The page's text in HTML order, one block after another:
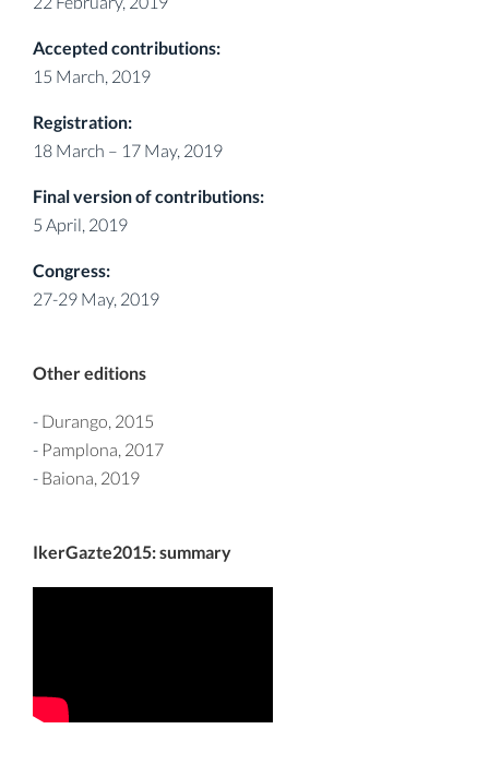
Accepted contributions:
15 March, 2019
Registration:
18 March – 17 May, 2019
Final version of contributions:
5 April, 2019
Congress:
27-29 May, 2019
Other editions
- Durango, 2015
- Pamplona, 2017
- Baiona, 2019
IkerGazte2015: summary